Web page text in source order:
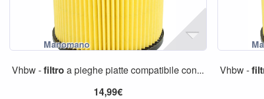
Vhbw -filtro a pieghe piatte compatibile con...
14,99€
Vhbw -